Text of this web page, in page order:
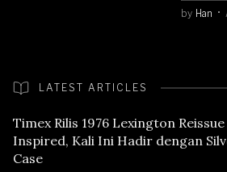
by Han
LATEST ARTICLES
Timex Rilis 1976 Lexington Reissue
Inspired, Kali Ini Hadir dengan
Case